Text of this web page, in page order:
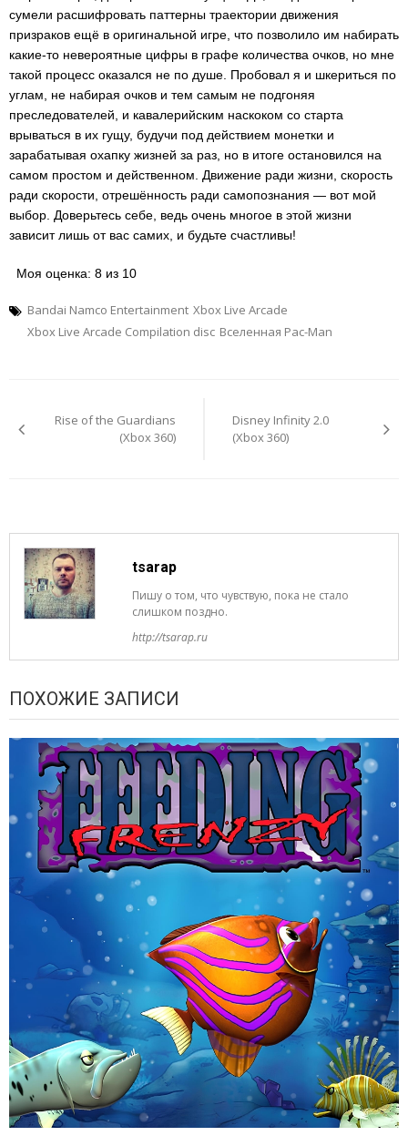
сумели расшифровать паттерны траектории движения
призраков ещё в оригинальной игре, что позволило им набирать
какие-то невероятные цифры в графе количества очков, но мне
такой процесс оказался не по душе. Пробовал я и шкериться по
углам, не набирая очков и тем самым не подгоняя
преследователей, и кавалерийским наскоком со старта
врываться в их гущу, будучи под действием монетки и
зарабатывая охапку жизней за раз, но в итоге остановился на
самом простом и действенном. Движение ради жизни, скорость
ради скорости, отрешённость ради самопознания — вот мой
выбор. Доверьтесь себе, ведь очень многое в этой жизни
зависит лишь от вас самих, и будьте счастливы!
Моя оценка: 8 из 10
Bandai Namco Entertainment Xbox Live Arcade
Xbox Live Arcade Compilation disc Вселенная Pac-Man
записямRise of the Guardians
(Xbox 360)
Disney Infinity 2.0
(Xbox 360)
tsarap
Пишу о том, что чувствую, пока не стало
слишком поздно.
http://tsarap.ru
ПОХОЖИЕ ЗАПИСИ